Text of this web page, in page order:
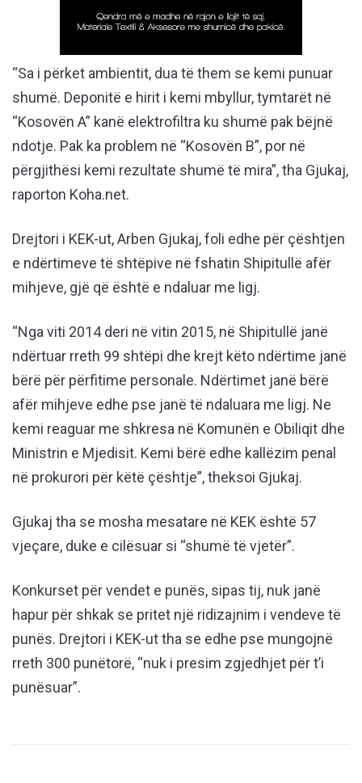
“Sa i përket ambientit, dua të them se kemi punuar
shumë. Deponitë e hirit i kemi mbyllur, tymtarët në
“Kosovën A” kanë elektrofiltra ku shumë pak bëjnë
ndotje. Pak ka problem në “Kosovën B”, por në
përgjithësi kemi rezultate shumë të mira”, tha Gjukaj,
raporton Koha.net.
Drejtori i KEK-ut, Arben Gjukaj, foli edhe për çështjen
e ndërtimeve të shtëpive në fshatin Shipitullë afër
mihjeve, gjë që është e ndaluar me ligj.
“Nga viti 2014 deri në vitin 2015, në Shipitullë janë
ndërtuar rreth 99 shtëpi dhe krejt këto ndërtime janë
bërë për përfitime personale. Ndërtimet janë bërë
afër mihjeve edhe pse janë të ndaluara me ligj. Ne
kemi reaguar me shkresa në Komunën e Obiliqit dhe
Ministrin e Mjedisit. Kemi bërë edhe kallëzim penal
në prokurori për këtë çështje”, theksoi Gjukaj.
Gjukaj tha se mosha mesatare në KEK është 57
vjeçare, duke e cilësuar si “shumë të vjetër”.
Konkurset për vendet e punës, sipas tij, nuk janë
hapur për shkak se pritet një ridizajnim i vendeve të
punës. Drejtori i KEK-ut tha se edhe pse mungojnë
rreth 300 punëtorë, “nuk i presim zgjedhjet për t’i
punësuar”.